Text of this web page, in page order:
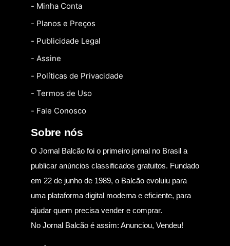
- Minha Conta
- Planos e Preços
- Publicidade Legal
- Assine
- Políticas de Privacidade
- Termos de Uso
- Fale Conosco
Sobre nós
O Jornal Balcão foi o primeiro jornal no Brasil a
publicar anúncios classificados gratuitos. Fundado
em 22 de junho de 1989, o Balcão evoluiu para
uma plataforma digital moderna e eficiente, para
ajudar quem precisa vender e comprar.
No Jornal Balcão é assim: Anunciou, Vendeu!